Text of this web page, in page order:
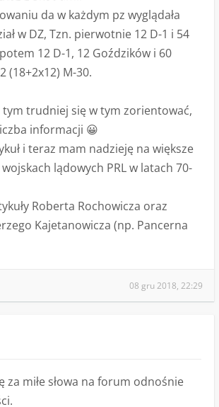
da w każdym pz wyglądała
w DZ, Tzn. pierwotnie 12 D-1 i 54
12 D-1, 12 Goździków i 60
(18+2x12) M-30.
tym trudniej się w tym zorientować,
informacji 😀
i teraz mam nadzieję na większe
lądowych PRL w latach 70-
Roberta Rochowicza oraz
Kajetanowicza (np. Pancerna
08 gru 2018, 22:29
za miłe słowa na forum odnośnie